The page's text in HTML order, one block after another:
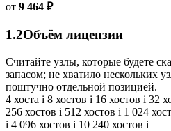
от 9 464 ₽
1.2Объём лицензии
Считайте узлы, которые будете
запасом; не хватило нескольких
поштучно отдельной позицией.
4 хоста i 8 хостов i 16 хостов i 32
256 хостов i 512 хостов i 1 024
i 4 096 хостов i 10 240 хостов i